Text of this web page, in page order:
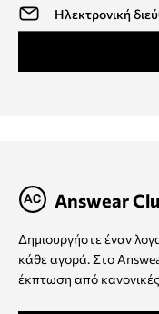
Answear
Δημιουργήστε έναν
κάθε αγορά. Στο
έκπτωση από κανονικές